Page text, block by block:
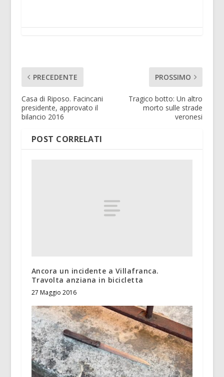
PRECEDENTE
Casa di Riposo. Facincani
presidente, approvato il
bilancio 2016
PROSSIMO
Tragico botto: Un altro
morto sulle strade
veronesi
POST CORRELATI
Ancora un incidente a Villafranca.
Travolta anziana in bicicletta
27 Maggio 2016